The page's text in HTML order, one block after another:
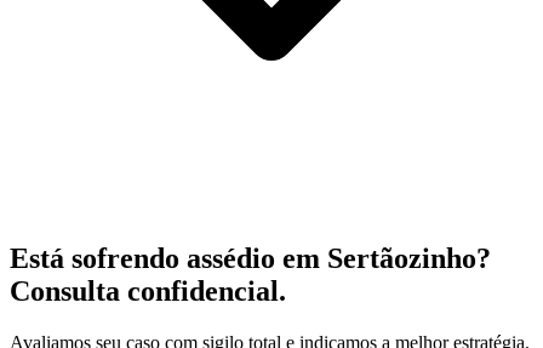
Está sofrendo assédio em Sertãozinho?
Consulta confidencial.
Avaliamos seu caso com sigilo total e indicamos a melhor estratégia.